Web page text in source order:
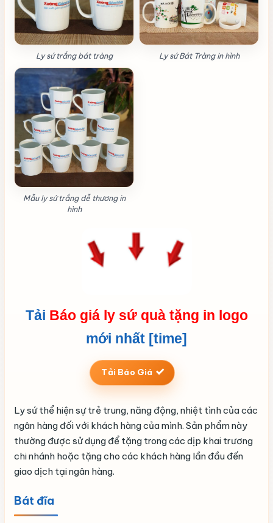
Ly sứ trắng bát tràng Ly sứ Bát Tràng in hình
Mẫu ly sứ trắng dễ thương in
hình
Tải Báo giá ly sứ quà tặng in logo
mới nhất [time]
Tải Báo Giá
Ly sứ thể hiện sự trẻ trung, năng động, nhiệt tình của các
ngân hàng đối với khách hàng của mình. Sản phẩm này
thường được sử dụng để tặng trong các dịp khai trương
chi nhánh hoặc tặng cho các khách hàng lần đầu đến
giao dịch tại ngân hàng.
Bát đĩa